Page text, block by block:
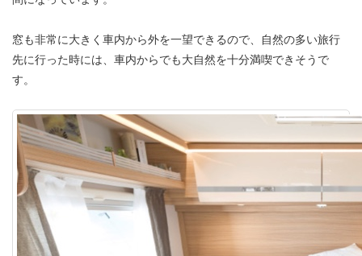
窓も非常に大きく車内から外を一望できるので、自然の多い旅行
先に行った時には、車内からでも大自然を十分満喫できそうで
す。